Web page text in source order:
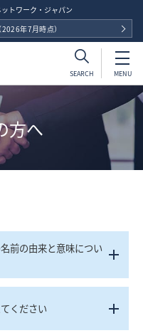
SEARCH MENU
トワーク・ジャパン
（2026年7月時点）
方へ
前の由来と意味につい
ください